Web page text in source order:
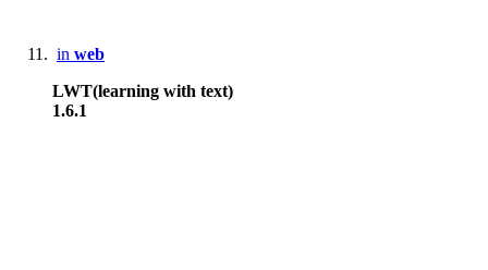
in web
LWT(learning with text)
1.6.1